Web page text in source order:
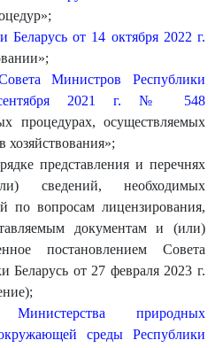
Беларусь от 14 октября 2022 г.
Министров Республики
2021 г. № 548
процедурах, осуществляемых
хозяйствования»;
представления и перечнях
сведений, необходимых
по вопросам лицензирования,
документам и (или)
постановлением Совета
Беларусь от 27 февраля 2023 г.
Министерства природных
среды Республики